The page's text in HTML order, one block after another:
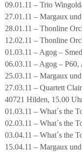
09.01.11 – Trio
27.01.11 – Margaux
28.01.11 – Thonline
12.02.11 – Thonline
01.03.11 – Agog –
06.03.11 – Agog – P60,
25.03.11 – Margaux
27.03.11 – Quartett
40721 Hilden, 15.00
01.03.11 – What´s the
02.03.11 – What´s the
03.04.11 – What´s the
15.04.11 – Margaux